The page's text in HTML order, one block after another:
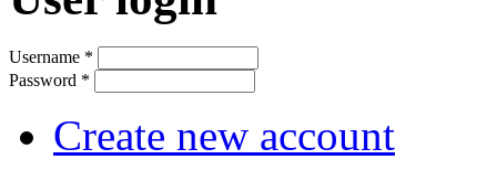
Username *
Password *
Create new account